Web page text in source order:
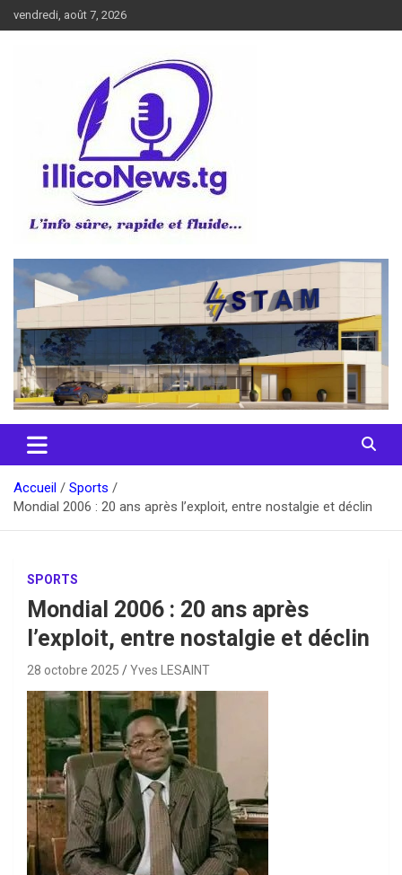
au
vendredi, août 7, 2026
illiconews
Accueil
Sports
Mondial 2006 : 20 ans après l’exploit, entre nostalgie et déclin
SPORTS
Mondial 2006 : 20 ans après
l’exploit, entre nostalgie et déclin
28 octobre 2025 Yves LESAINT